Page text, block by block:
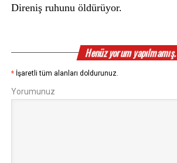
Direniş ruhunu öldürüyor.
Henüz yorum yapılmamış.
* İşaretli tüm alanları doldurunuz.
Yorumunuz